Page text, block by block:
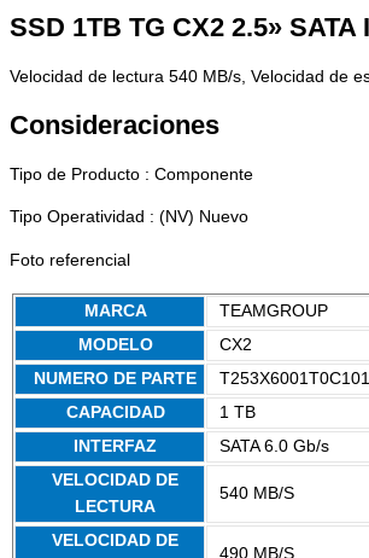
SSD 1TB TG CX2 2.5» SATA
Velocidad de lectura 540 MB/s, Velocidad de
Consideraciones
Tipo de Producto : Componente
Tipo Operatividad : (NV) Nuevo
Foto referencial
MARCA
TEAMGROUP
MODELO
CX2
NUMERO DE PARTE
T253X6001T0C101
CAPACIDAD
1 TB
INTERFAZ
SATA 6.0 Gb/s
VELOCIDAD DE
LECTURA
540 MB/S
VELOCIDAD DE
490 MB/S